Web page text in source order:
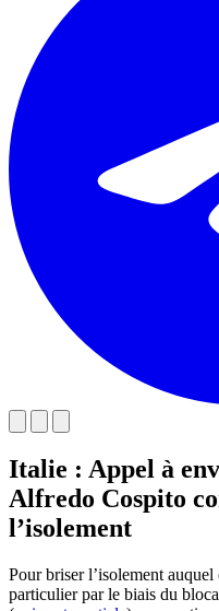
Italie : Appel à
Alfredo Cospito
l’isolement
Pour briser l’isolement
particulier par le biais du